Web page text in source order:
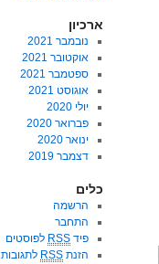
ארכיון
נובמבר 2021
אוקטובר 2021
ספטמבר 2021
אוגוסט 2021
יולי 2020
פברואר 2020
ינואר 2020
דצמבר 2019
כלים
הרשמה
התחבר
פיד RSS לפוסטים
הזנת RSS לתגובות